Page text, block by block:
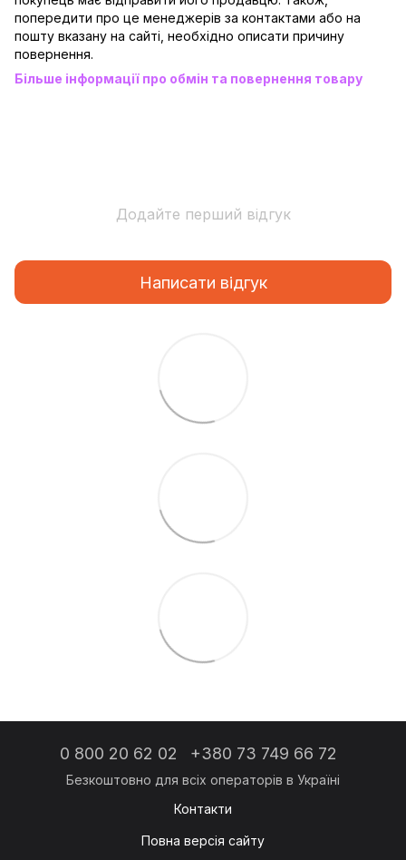
попередити про це менеджерів за контактами або на
пошту вказану на сайті, необхідно описати причину
повернення.
Більше інформації про обмін та повернення товару
Додайте перший відгук
Написати відгук
0 800 20 62 02 +380 73 749 66 72
Контакти
Повна версія сайту